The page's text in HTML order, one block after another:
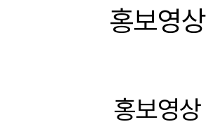
홍보영상
홍보영상